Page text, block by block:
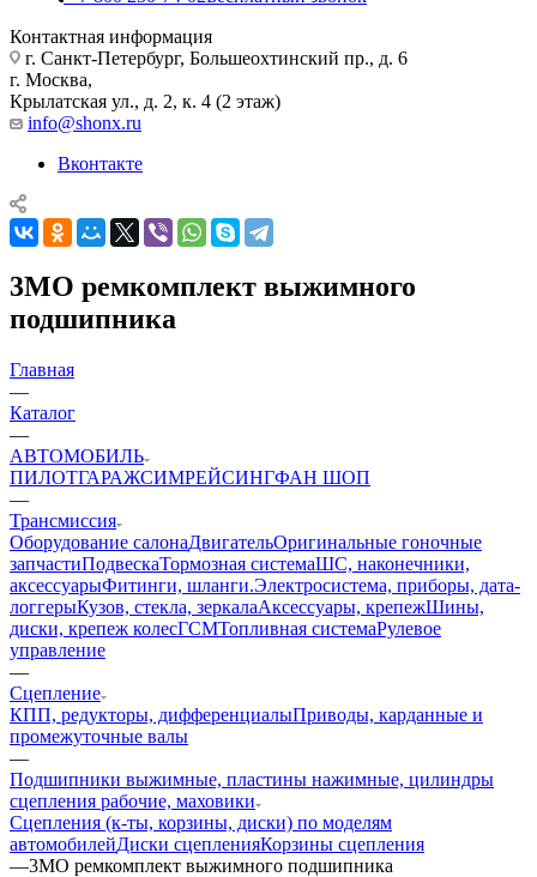
Контактная информация
г. Санкт-Петербург, Большеохтинский пр., д. 6
г. Москва,
Крылатская ул., д. 2, к. 4 (2 этаж)
info@shonx.ru
Вконтакте
3MO ремкомплект выжимного
подшипника
Главная
—
Каталог
—
АВТОМОБИЛЬ
ПИЛОТГАРАЖСИМРЕЙСИНГФАН ШОП
—
Трансмиссия
Оборудование салонаДвигательОригинальные гоночные
запчастиПодвескаТормозная системаШС, наконечники,
аксессуарыФитинги, шланги.Электросистема, приборы, дата-
логгерыКузов, стекла, зеркалаАксессуары, крепежШины,
диски, крепеж колесГСМТопливная системаРулевое
управление
—
Сцепление
КПП, редукторы, дифференциалыПриводы, карданные и
промежуточные валы
—
Подшипники выжимные, пластины нажимные, цилиндры
сцепления рабочие, маховики
Сцепления (к-ты, корзины, диски) по моделям
автомобилейДиски сцепленияКорзины сцепления
—3MO ремкомплект выжимного подшипника